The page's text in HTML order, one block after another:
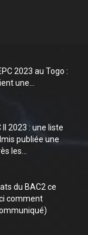
2023 au Togo :
une...
2023 : une liste
publiée une
les...
du BAC2 ce
comment